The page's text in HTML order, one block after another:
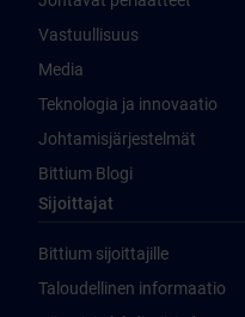
Vastuullisuus
Media
Teknologia ja innovaatio
Johtamisjärjestelmät
Bittium Blogi
Sijoittajat
Bittium sijoittajille
Taloudellinen informaatio